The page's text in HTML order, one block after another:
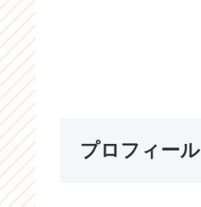
プロフィール